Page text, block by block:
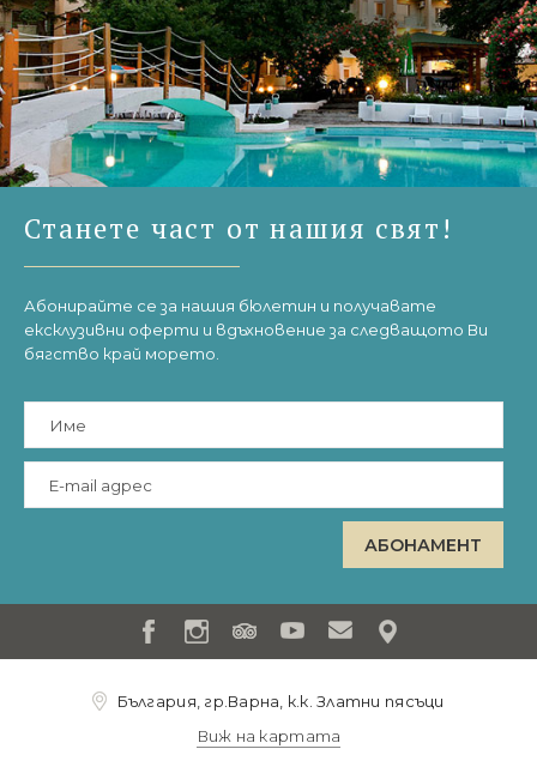
Станете част от нашия свят!
Абонирайте се за нашия бюлетин и получавате
ексклузивни оферти и вдъхновение за следващото Ви
бягство край морето.
България, гр.Варна, к.к. Златни пясъци
Виж на картата